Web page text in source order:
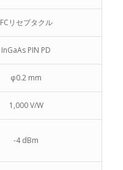
FCリセプタクル
InGaAs PIN PD
φ0.2 mm
1,000 V/W
-4 dBm